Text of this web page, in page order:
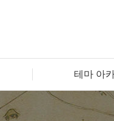
테마 아